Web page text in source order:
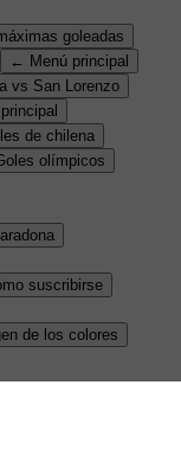
goleadas
← Menú principal
vs San Lorenzo
de chilena
olímpicos
suscribirse
de los colores